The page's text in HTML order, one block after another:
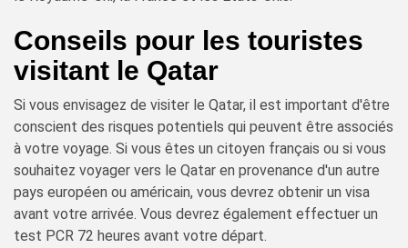
Conseils pour les touristes
visitant le Qatar
Si vous envisagez de visiter le Qatar, il est important d'être
conscient des risques potentiels qui peuvent être associés
à votre voyage. Si vous êtes un citoyen français ou si vous
souhaitez voyager vers le Qatar en provenance d'un autre
pays européen ou américain, vous devrez obtenir un visa
avant votre arrivée. Vous devrez également effectuer un
test PCR 72 heures avant votre départ.